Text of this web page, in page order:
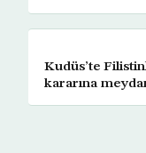
Kudüs’te
kararına